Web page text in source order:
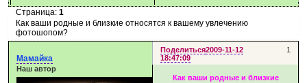
Как ваши родные и близкие относятся к вашему увлечению
фотошопом?
Страница:1
Поделиться 1
2009-11-12
18:47:09
Мамайка
Наш автор
Как ваши родные и близкие